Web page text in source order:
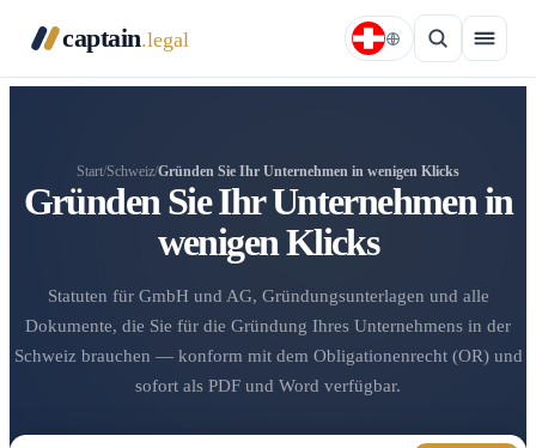
captain.legal
Start/Schweiz/Gründen Sie Ihr Unternehmen in wenigen Klicks
Gründen Sie Ihr Unternehmen in
wenigen Klicks
Statuten für GmbH und AG, Gründungsunterlagen und alle
Dokumente, die Sie für die Gründung Ihres Unternehmens in der
Schweiz brauchen — konform mit dem Obligationenrecht (OR) und
sofort als PDF und Word verfügbar.